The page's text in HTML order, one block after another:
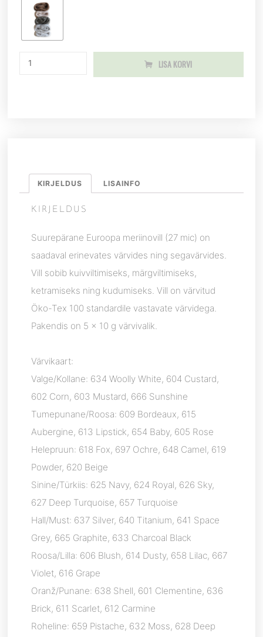
LISA KORVI
KIRJELDUS LISAINFO
KIRJELDUS
Suurepärane Euroopa meriinovill (27 mic) on
saadaval erinevates värvides ning segavärvides.
Vill sobib kuivviltimiseks, märgviltimiseks,
ketramiseks ning kudumiseks. Vill on värvitud
Öko-Tex 100 standardile vastavate värvidega.
Pakendis on 5 x 10 g värvivalik.
Värvikaart:
Valge/Kollane: 634 Woolly White, 604 Custard,
602 Corn, 603 Mustard, 666 Sunshine
Tumepunane/Roosa: 609 Bordeaux, 615
Aubergine, 613 Lipstick, 654 Baby, 605 Rose
Helepruun: 618 Fox, 697 Ochre, 648 Camel, 619
Powder, 620 Beige
Sinine/Türkiis: 625 Navy, 624 Royal, 626 Sky,
627 Deep Turquoise, 657 Turquoise
Hall/Must: 637 Silver, 640 Titanium, 641 Space
Grey, 665 Graphite, 633 Charcoal Black
Roosa/Lilla: 606 Blush, 614 Dusty, 658 Lilac, 667
Violet, 616 Grape
Oranž/Punane: 638 Shell, 601 Clementine, 636
Brick, 611 Scarlet, 612 Carmine
Roheline: 659 Pistache, 632 Moss, 628 Deep